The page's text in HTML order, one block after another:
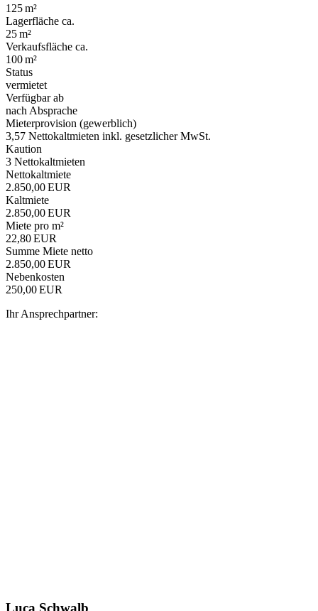
125 m²
Lagerfläche ca.
25 m²
Verkaufsfläche ca.
100 m²
Status
vermietet
Verfügbar ab
nach Absprache
Mieter­provision (gewerblich)
3,57 Nettokaltmieten inkl. gesetzlicher MwSt.
Kaution
3 Nettokaltmieten
Nettokaltmiete
2.850,00 EUR
Kaltmiete
2.850,00 EUR
Miete pro m²
22,80 EUR
Summe Miete netto
2.850,00 EUR
Nebenkosten
250,00 EUR
Ihr Ansprechpartner: